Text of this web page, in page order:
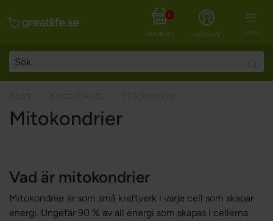
MENY
LOGGA IN
VARUKORG
0
Mitokondrier
Vad är mitokondrier
Mitokondrier är som små kraftverk i varje cell som skapar
energi. Ungefär 90 % av all energi som skapas i cellerna